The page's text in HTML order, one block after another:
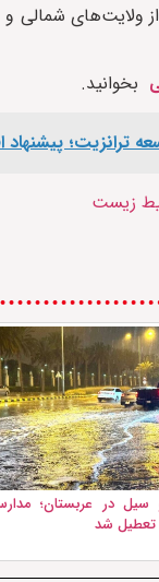
شمالی و
بخوانید.
پیشنهاد افغانستان
زیست
سیل در عربستان؛
تعطیل شد